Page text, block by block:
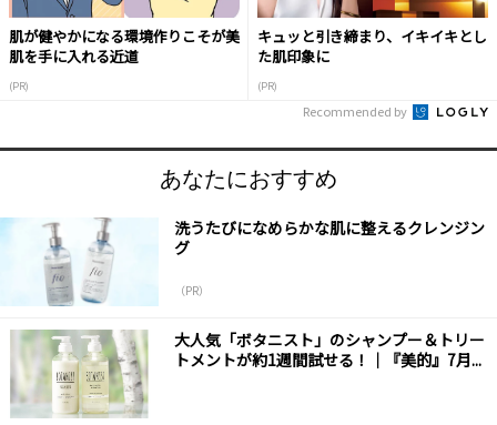
肌が健やかになる環境作りこそが美
肌を手に入れる近道
(PR)
キュッと引き締まり、イキイキとし
た肌印象に
(PR)
Recommended by
あなたにおすすめ
洗うたびになめらかな肌に整えるクレンジン
グ
（PR）
大人気「ボタニスト」のシャンプー＆トリー
トメントが約1週間試せる！｜『美的』7月...